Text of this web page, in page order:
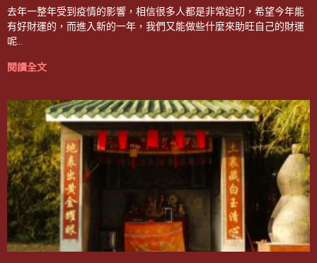
去年一整年受到疫情的影響，相信很多人都是非常迫切，希望今年能
有好財運的，而進入新的一年，我們又能做些什麼來助旺自己的財運
呢…
閱讀全文